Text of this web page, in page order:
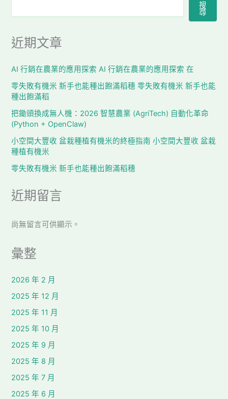
搜
尋
近期文章
AI 行銷在農業的應用探索 AI 行銷在農業的應用探索 在
零失敗有機米 新手也能種出飽滿稻穗 零失敗有機米 新手也能
種出飽滿稻
把鋤頭換成無人機：2026 智慧農業 (AgriTech) 自動化革命
(Python + OpenClaw)
小空間大豐收 盆栽種植有機米的終極指南 小空間大豐收 盆栽
種植有機米
零失敗有機米 新手也能種出飽滿稻穗
近期留言
尚無留言可供顯示。
彙整
2026 年 2 月
2025 年 12 月
2025 年 11 月
2025 年 10 月
2025 年 9 月
2025 年 8 月
2025 年 7 月
2025 年 6 月